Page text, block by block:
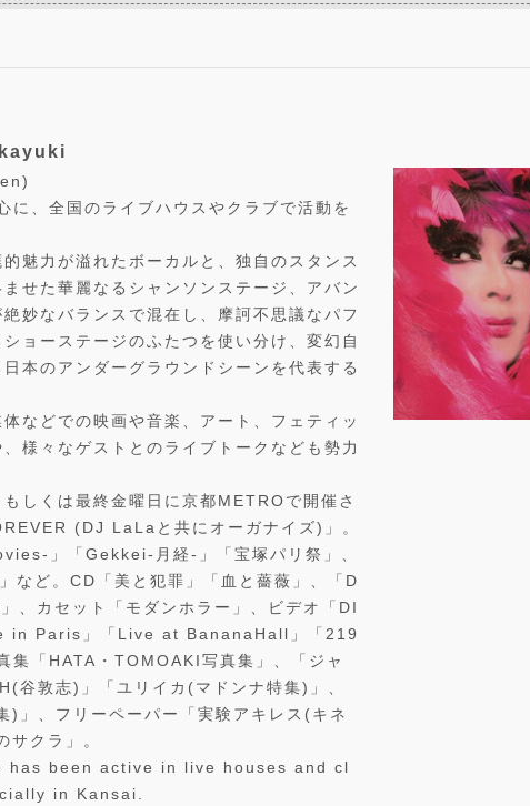
に、全国のライブハウスやクラブで活動を
魅力が溢れたボーカルと、独自のスタンス
せた華麗なるシャンソンステージ、アバン
妙なバランスで混在し、摩訶不思議なパフ
ョーステージのふたつを使い分け、変幻自
本のアンダーグラウンドシーンを代表する
などでの映画や音楽、アート、フェティッ
様々なゲストとのライブトークなども勢力
しくは最終金曜日に京都METROで開催さ
(DJ LaLaと共にオーガナイズ)」。
」「Gekkei-月経-」「宝塚パリ祭」、
ど。CD「美と犯罪」「血と薔薇」、「D
、カセット「モダンホラー」、ビデオ「DI
in Paris」「Live at BananaHall」「219
集「HATA・TOMOAKI写真集」、「ジャ
谷敦志)」「ユリイカ(マドンナ特集)」、
)」、フリーペーパー「実験アキレス(キネ
サクラ」。
has been active in live houses and cl
in Kansai.